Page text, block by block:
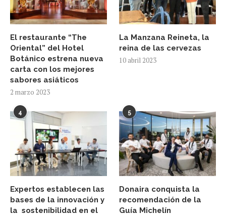
El restaurante “The
Oriental” del Hotel
Botánico estrena nueva
carta con los mejores
sabores asiáticos
2 marzo 2023
La Manzana Reineta, la
reina de las cervezas
10 abril 2023
4
Expertos establecen las
bases de la innovación y
la sostenibilidad en el
5
Donaira conquista la
recomendación de la
Guía Michelín